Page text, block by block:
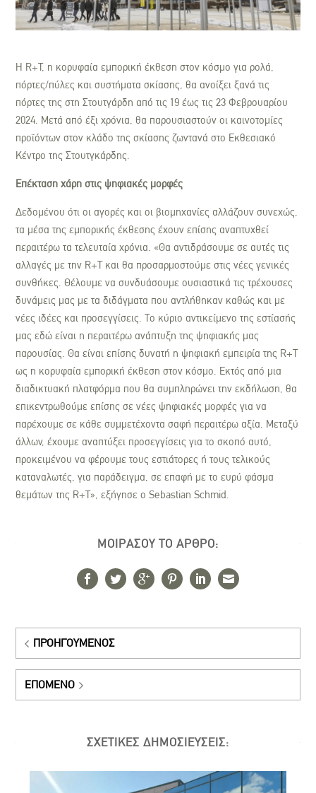
Η R+T, η κορυφαία εμπορική έκθεση στον κόσμο για ρολά,
πόρτες/πύλες και συστήματα σκίασης, θα ανοίξει ξανά τις
πόρτες της στη Στουτγάρδη από τις 19 έως τις 23 Φεβρουαρίου
2024. Μετά από έξι χρόνια, θα παρουσιαστούν οι καινοτομίες
προϊόντων στον κλάδο της σκίασης ζωντανά στο Εκθεσιακό
Κέντρο της Στουτγκάρδης.
Επέκταση χάρη στις ψηφιακές μορφές
Δεδομένου ότι οι αγορές και οι βιομηχανίες αλλάζουν συνεχώς,
τα μέσα της εμπορικής έκθεσης έχουν επίσης αναπτυχθεί
περαιτέρω τα τελευταία χρόνια. «Θα αντιδράσουμε σε αυτές τις
αλλαγές με την R+T και θα προσαρμοστούμε στις νέες γενικές
συνθήκες. Θέλουμε να συνδυάσουμε ουσιαστικά τις τρέχουσες
δυνάμεις μας με τα διδάγματα που αντλήθηκαν καθώς και με
νέες ιδέες και προσεγγίσεις. Το κύριο αντικείμενο της εστίασής
μας εδώ είναι η περαιτέρω ανάπτυξη της ψηφιακής μας
παρουσίας. Θα είναι επίσης δυνατή η ψηφιακή εμπειρία της R+T
ως η κορυφαία εμπορική έκθεση στον κόσμο. Εκτός από μια
διαδικτυακή πλατφόρμα που θα συμπληρώνει την εκδήλωση, θα
επικεντρωθούμε επίσης σε νέες ψηφιακές μορφές για να
παρέχουμε σε κάθε συμμετέχοντα σαφή περαιτέρω αξία. Μεταξύ
άλλων, έχουμε αναπτύξει προσεγγίσεις για το σκοπό αυτό,
προκειμένου να φέρουμε τους εστιάτορες ή τους τελικούς
καταναλωτές, για παράδειγμα, σε επαφή με το ευρύ φάσμα
θεμάτων της R+T», εξήγησε ο Sebastian Schmid.
ΜΟΙΡΑΣΟΥ ΤΟ ΑΡΘΡΟ:
ΠΡΟΗΓΟΎΜΕΝΟΣ
ΕΠΌΜΕΝΟ
ΣΧΕΤΙΚΕΣ ΔΗΜΟΣΙΕΥΣΕΙΣ: